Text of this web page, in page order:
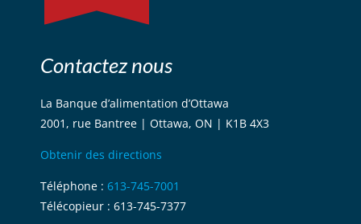
Contactez nous
La Banque d’alimentation d’Ottawa
2001, rue Bantree | Ottawa, ON | K1B 4X3
Obtenir des directions
Téléphone : 613-745-7001
Télécopieur : 613-745-7377